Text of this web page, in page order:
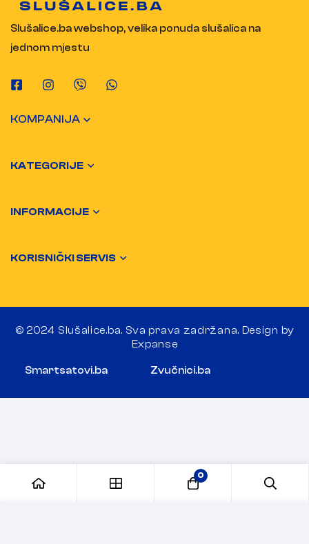
Slušalice.ba webshop, velika ponuda slušalica na
jednom mjestu
KOMPANIJA
KATEGORIJE
INFORMACIJE
KORISNIČKI SERVIS
© 2024 Slušalice.ba. Sva prava zadržana. Design by
Expanse
Smartsatovi.ba Zvučnici.ba
0